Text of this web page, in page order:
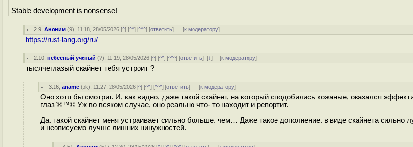
Stable development is nonsense!
2.9 ,Аноним (9), 11:18, 28/05/2026 [^] [^^] [^^^] [ответить] [к модератору]
https://rust-lang.org/ru/
2.10 ,небесный ученый (?), 11:19, 28/05/2026 [^] [^^] [^^^] [ответить][↓] [к модератору]
тысячеглазый скайнет тебя устроит ?
3.16 ,aname (ok), 11:27, 28/05/2026 [^] [^^] [^^^] [ответить] [к модератору]
Оно хотя бы смотрит. И, как видно, даже такой скайнет, на который сподобились кожаные, оказался
глаз"®™© Уж во всяком случае, оно реально что- то находит и репортит.
Да, такой скайнет меня устраивает сильно больше, чем… Даже такое дополнение, в виде скайнета сильно
и неописуемо лучше лишних нинужностей.